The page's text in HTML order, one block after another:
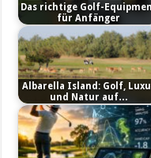
Das richtige Golf-
für Anfänger
Albarella Island: Golf,
und Natur auf…